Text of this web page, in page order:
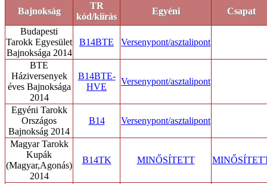
Bajnokság
TR
kód/kiírás
Egyéni
Csapat
Budapesti
Tarokk Egyesület
Bajnoksága 2014
B14BTE Versenypont/asztalipont
BTE
Háziversenyek
éves Bajnoksága
2014
B14BTE-
HVE
Versenypont/asztalipont
Egyéni Tarokk
Országos
Bajnokság 2014
B14 Versenypont/asztalipont
Magyar Tarokk
Kupák
(Magyar,Agonás)
2014
B14TK MINŐSÍTETT